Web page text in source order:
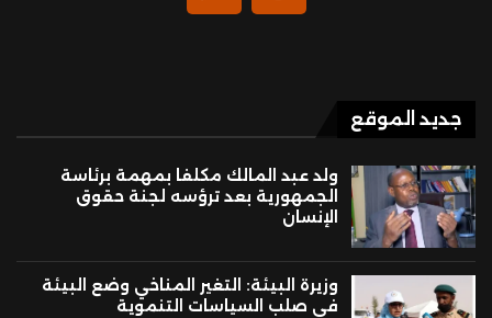
جديد الموقع
ولد عبد المالك مكلفا بمهمة برئاسة
الجمهورية بعد ترؤسه لجنة حقوق
الإنسان
وزيرة البيئة: التغير المناخي وضع البيئة
في صلب السياسات التنموية